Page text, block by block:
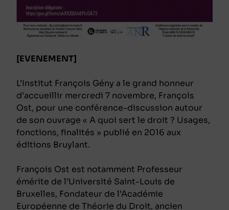
[EVENEMENT]
L’Institut François Gény a le grand honneur
d’accueillir mercredi 7 novembre, François
Ost, pour une conférence-discussion autour
de son ouvrage « A quoi sert le droit ? Usages,
fonctions, finalités » publié en 2016 aux
éditions Bruylant.
François Ost est notamment Professeur
émérite de l’Université Saint-Louis de
Bruxelles, Fondateur de l’Académie
Européenne de Théorie du Droit, ancien